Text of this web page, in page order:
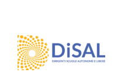
contenuto